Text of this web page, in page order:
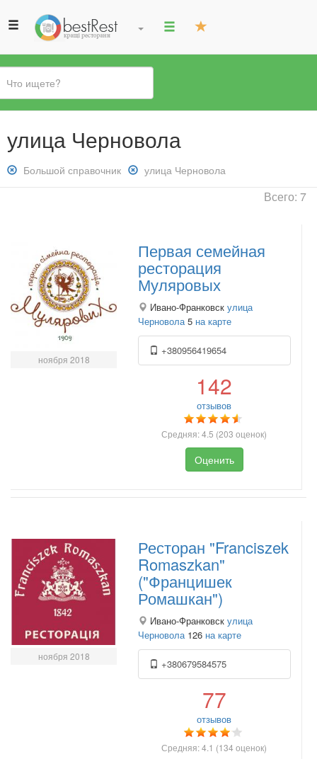
Вы
здесь
улица Черновола
Снять
фильтр:
Большой справочник
Снять
фильтр:
улица Черновола
Всего: 7
ноября 2018
Первая семейная
ресторация
Муляровых
Ивано-Франковск улица
Черновола5 на карте
+380956419654
142
отзывов
Средняя:4.5 (203 оценок)
Оценить
ноября 2018
Ресторан "Franciszek
Romaszkan"
("Францишек
Ромашкан")
Ивано-Франковск улица
Черновола 126 на карте
+380679584575
77
отзывов
Средняя:4.1 (134 оценок)